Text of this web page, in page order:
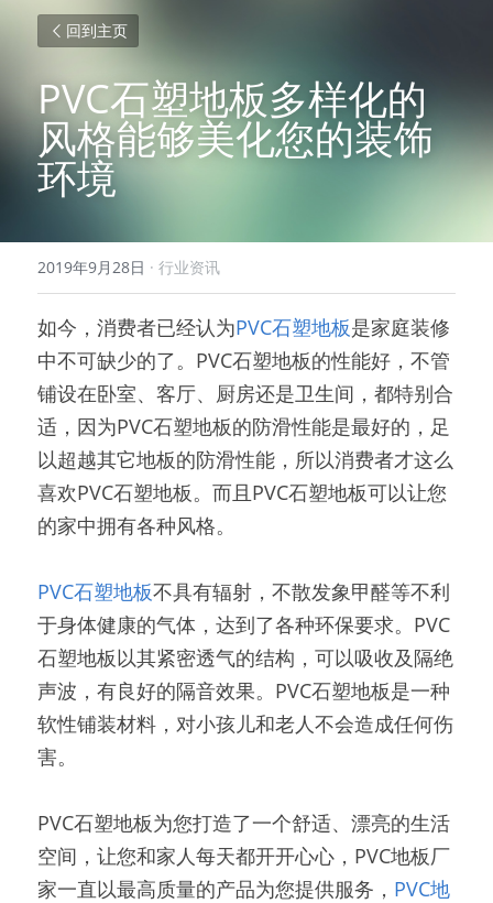
回到主页
PVC石塑地板多样化的
风格能够美化您的装饰
环境
2019年9月28日 · 行业资讯
如今，消费者已经认为PVC石塑地板是家庭装修
中不可缺少的了。PVC石塑地板的性能好，不管
铺设在卧室、客厅、厨房还是卫生间，都特别合
适，因为PVC石塑地板的防滑性能是最好的，足
以超越其它地板的防滑性能，所以消费者才这么
喜欢PVC石塑地板。而且PVC石塑地板可以让您
的家中拥有各种风格。
PVC石塑地板不具有辐射，不散发象甲醛等不利
于身体健康的气体，达到了各种环保要求。PVC
石塑地板以其紧密透气的结构，可以吸收及隔绝
声波，有良好的隔音效果。PVC石塑地板是一种
软性铺装材料，对小孩儿和老人不会造成任何伤
害。
PVC石塑地板为您打造了一个舒适、漂亮的生活
空间，让您和家人每天都开开心心，PVC地板厂
家一直以最高质量的产品为您提供服务， PVC地